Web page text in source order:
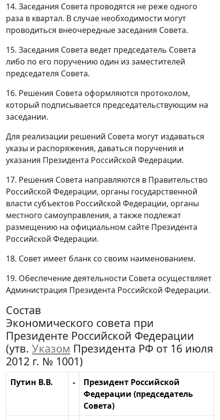
14. Заседания Совета проводятся не реже одного
раза в квартал. В случае необходимости могут
проводиться внеочередные заседания Совета.
15. Заседания Совета ведет председатель Совета
либо по его поручению один из заместителей
председателя Совета.
16. Решения Совета оформляются протоколом,
который подписывается председательствующим на
заседании.
Для реализации решений Совета могут издаваться
указы и распоряжения, даваться поручения и
указания Президента Российской Федерации.
17. Решения Совета направляются в Правительство
Российской Федерации, органы государственной
власти субъектов Российской Федерации, органы
местного самоуправления, а также подлежат
размещению на официальном сайте Президента
Российской Федерации.
18. Совет имеет бланк со своим наименованием.
19. Обеспечение деятельности Совета осуществляет
Администрация Президента Российской Федерации.
Состав
Экономического совета при
Президенте Российской Федерации
(утв. Указом Президента РФ от 16 июля
2012 г. № 1001)
Путин В.В. -
Президент Российской
Федерации (председатель
Совета)